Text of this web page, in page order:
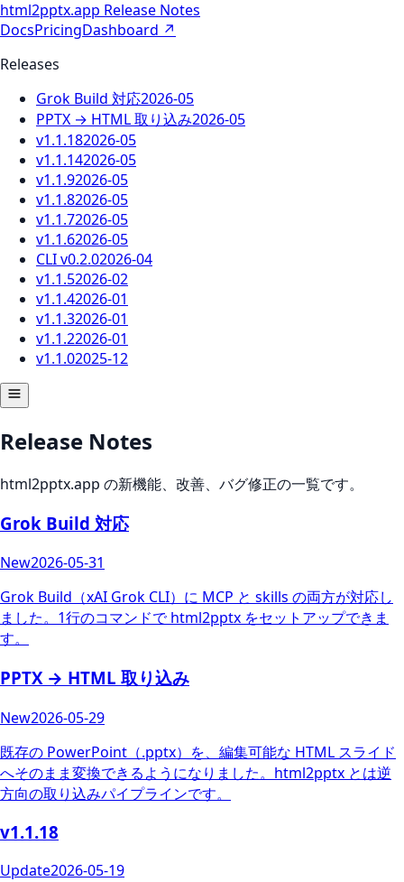
html2pptx.app Release Notes
DocsPricingDashboard ↗
Releases
Grok Build 対応2026-05
PPTX → HTML 取り込み2026-05
v1.1.182026-05
v1.1.142026-05
v1.1.92026-05
v1.1.82026-05
v1.1.72026-05
v1.1.62026-05
CLI v0.2.02026-04
v1.1.52026-02
v1.1.42026-01
v1.1.32026-01
v1.1.22026-01
v1.1.02025-12
Release Notes
html2pptx.app の新機能、改善、バグ修正の一覧です。
Grok Build 対応
New2026-05-31
Grok Build（xAI Grok CLI）に MCP と skills の両方が対応し
ました。1行のコマンドで html2pptx をセットアップできま
す。
PPTX → HTML 取り込み
New2026-05-29
既存の PowerPoint（.pptx）を、編集可能な HTML スライド
へそのまま変換できるようになりました。html2pptx とは逆
方向の取り込みパイプラインです。
v1.1.18
Update2026-05-19